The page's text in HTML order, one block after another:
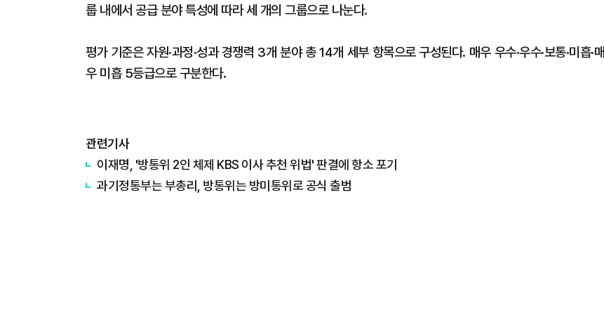
룹 내에서 공급 분야 특성에 따라 세 개의 그룹으로 나눈다.
평가 기준은 자원·과정·성과 경쟁력 3개 분야 총 14개 세부 항목으로 구성된다. 매우 우수·우수·보통·미흡·매
우 미흡 5등급으로 구분한다.
관련기사
이재명, '방통위 2인 체제 KBS 이사 추천 위법' 판결에 항소 포기
과기정통부는 부총리, 방통위는 방미통위로 공식 출범